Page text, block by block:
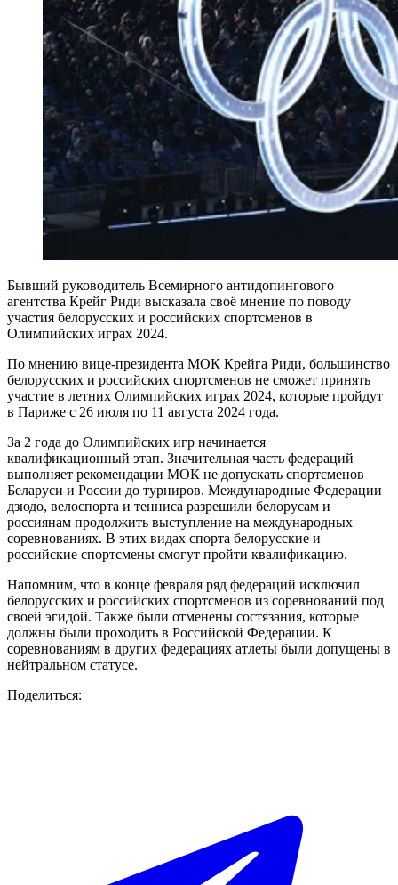
Бывший руководитель Всемирного антидопингового
агентства Крейг Риди высказала своё мнение по поводу
участия белорусских и российских спортсменов в
Олимпийских играх 2024.
По мнению вице-президента МОК Крейга Риди, большинство
белорусских и российских спортсменов не сможет принять
участие в летних Олимпийских играх 2024, которые пройдут
в Париже с 26 июля по 11 августа 2024 года.
За 2 года до Олимпийских игр начинается
квалификационный этап. Значительная часть федераций
выполняет рекомендации МОК не допускать спортсменов
Беларуси и России до турниров. Международные Федерации
дзюдо, велоспорта и тенниса разрешили белорусам и
россиянам продолжить выступление на международных
соревнованиях. В этих видах спорта белорусские и
российские спортсмены смогут пройти квалификацию.
Напомним, что в конце февраля ряд федераций исключил
белорусских и российских спортсменов из соревнований под
своей эгидой. Также были отменены состязания, которые
должны были проходить в Российской Федерации. К
соревнованиям в других федерациях атлеты были допущены в
нейтральном статусе.
Поделиться: